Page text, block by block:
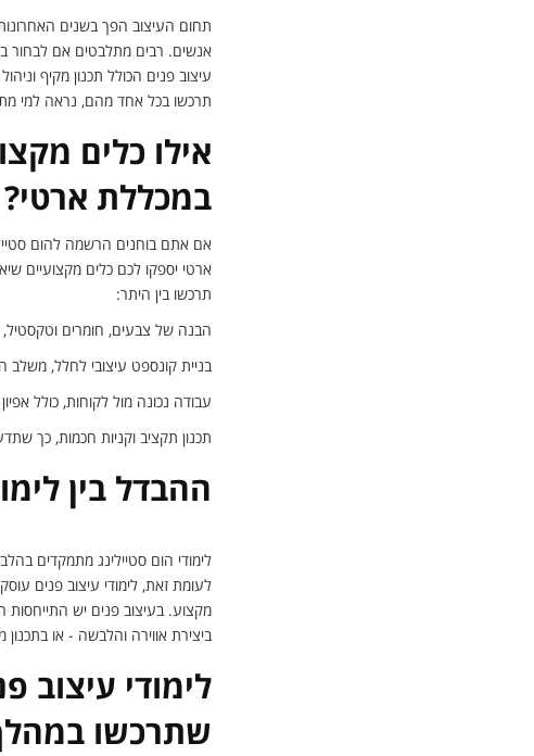
תחום העיצוב הפך בשנים
אנשים. רבים מתלבטים אם לבחור
עיצוב פנים הכולל תכנון מקיף
תרכשו בכל אחד מהם, נראה למי
אילו כלים
במכללת ארטי?
אם אתם בוחנים הרשמה להום
ארטי יספקו לכם כלים מקצועיים
תרכשו בין היתר:
הבנה של צבעים, חומרים וטקסטיל,
בניית קונספט עיצובי לחלל, משלב
עבודה נכונה מול לקוחות, כולל
תכנון תקציב וקניות חכמות, כך
ההבדל בין
לימודי הום סטיילינג מתמקדים
לעומת זאת, לימודי עיצוב פנים
מקצוע. בעיצוב פנים יש
ביצירת אווירה והלבשה - או
לימודי עיצוב
שתרכשו